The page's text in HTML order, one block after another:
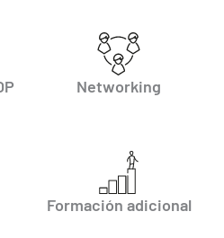
Networking
Formación adicional